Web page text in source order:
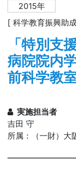
2015年
[ 科学教育振興助
「特別支
病院院内
前科学教
実施担当者
吉田 守
所属：（一財）